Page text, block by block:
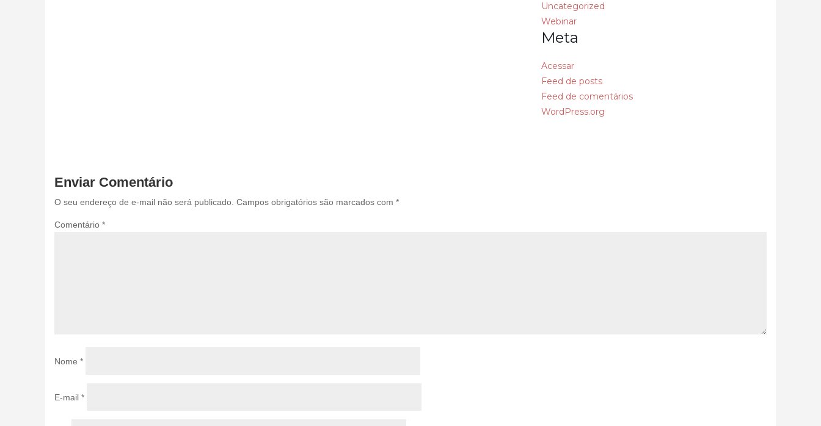
Uncategorized
Webinar
Meta
Acessar
Feed de posts
Feed de comentários
WordPress.org
Enviar Comentário
O seu endereço de e-mail não será publicado. Campos obrigatórios são marcados com *
Comentário *
Nome *
E-mail *